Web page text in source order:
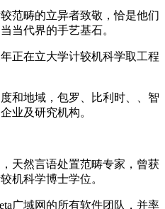
畴的立异者致敬，恰是他们
当代界的手艺基石。
正在立大学计较机科学取工程
地域，包罗、比利时、、智
业及研究机构。
然言语处置范畴专家，曾获
机科学博士学位。
域网的所有软件团队，并率